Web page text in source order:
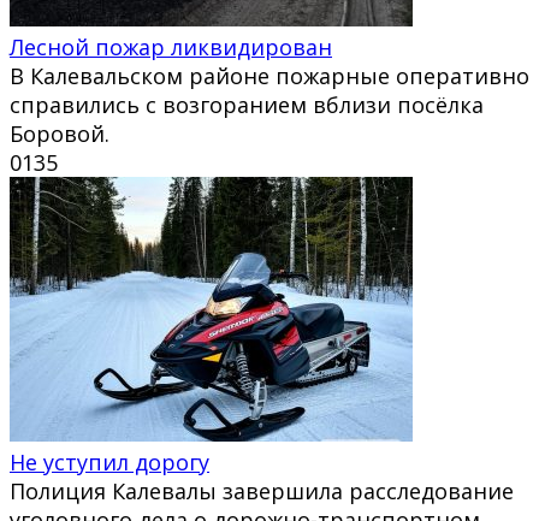
Лесной пожар ликвидирован
В Калевальском районе пожарные оперативно
справились с возгоранием вблизи посёлка
Боровой.
0135
Не уступил дорогу
Полиция Калевалы завершила расследование